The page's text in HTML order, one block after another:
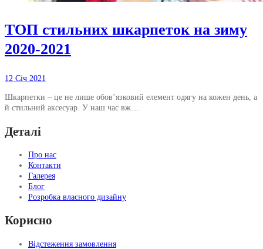
ТОП стильних шкарпеток на зиму
2020-2021
12 Січ 2021
Шкарпетки – це не лише обов’язковий елемент одягу на кожен день, а
й стильний аксесуар. У наш час вж…
Деталі
Про нас
Контакти
Галерея
Блог
Розробка власного дизайну
Корисно
Відстеження замовлення